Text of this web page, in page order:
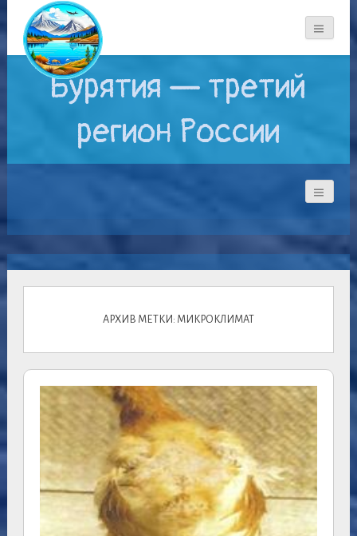
Бурятия — третий
регион России
АРХИВ МЕТКИ: МИКРОКЛИМАТ